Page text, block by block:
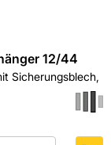
12/44
Sicherungsblech,